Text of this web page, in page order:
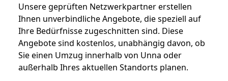
Unsere geprüften Netzwerkpartner erstellen
Ihnen unverbindliche Angebote, die speziell auf
Ihre Bedürfnisse zugeschnitten sind. Diese
Angebote sind kostenlos, unabhängig davon, ob
Sie einen Umzug innerhalb von Unna oder
außerhalb Ihres aktuellen Standorts planen.